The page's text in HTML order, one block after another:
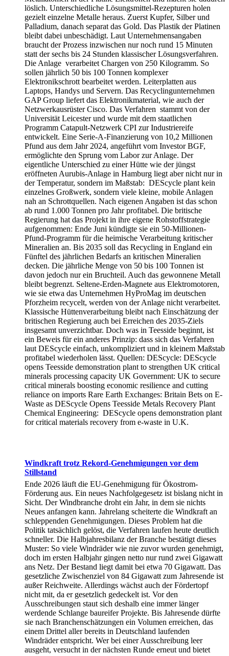
löslich. Unterschiedliche Lösungsmittel-Rezepturen holen
gezielt einzelne Metalle heraus. Zuerst Kupfer, Silber und
Palladium, danach separat das Gold. Das Plastik der Platinen
bleibt dabei unbeschädigt. Laut Unternehmensangaben
braucht der Prozess inzwischen nur noch rund 15 Minuten
statt der sechs bis 24 Stunden klassischer Lösungsverfahren.
Die Anlage verarbeitet Chargen von 250 Kilogramm. So
sollen jährlich 50 bis 100 Tonnen komplexer
Elektronikschrott bearbeitet werden. Leiterplatten aus
Laptops, Handys und Servern. Das Recyclingunternehmen
GAP Group liefert das Elektronikmaterial, wie auch der
Netzwerkausrüster Cisco. Das Verfahren stammt von der
Universität Leicester und wurde mit dem staatlichen
Programm Catapult-Netzwerk CPI zur Industriereife
entwickelt. Eine Serie-A-Finanzierung von 10,2 Millionen
Pfund aus dem Jahr 2024, angeführt vom Investor BGF,
ermöglichte den Sprung vom Labor zur Anlage. Der
eigentliche Unterschied zu einer Hütte wie der jüngst
eröffneten Aurubis-Anlage in Hamburg liegt aber nicht nur in
der Temperatur, sondern im Maßstab: DEScycle plant kein
einzelnes Großwerk, sondern viele kleine, mobile Anlagen
nah an Schrottquellen. Nach eigenen Angaben ist das schon
ab rund 1.000 Tonnen pro Jahr profitabel. Die britische
Regierung hat das Projekt in ihre eigene Rohstoffstrategie
aufgenommen: Ende Juni kündigte sie ein 50-Millionen-
Pfund-Programm für die heimische Verarbeitung kritischer
Mineralien an. Bis 2035 soll das Recycling in England ein
Fünftel des jährlichen Bedarfs an kritischen Mineralien
decken. Die jährliche Menge von 50 bis 100 Tonnen ist
davon jedoch nur ein Bruchteil. Auch das gewonnene Metall
bleibt begrenzt. Seltene-Erden-Magnete aus Elektromotoren,
wie sie etwa das Unternehmen HyProMag im deutschen
Pforzheim recycelt, werden von der Anlage nicht verarbeitet.
Klassische Hüttenverarbeitung bleibt nach Einschätzung der
britischen Regierung auch bei Erreichen des 2035-Ziels
insgesamt unverzichtbar. Doch was in Teesside beginnt, ist
ein Beweis für ein anderes Prinzip: dass sich das Verfahren
laut DEScycle einfach, unkompliziert und in kleinem Maßstab
profitabel wiederholen lässt. Quellen: DEScycle: DEScycle
opens Teesside demonstration plant to strengthen UK critical
minerals processing capacity UK Government: UK to secure
critical minerals boosting economic resilience and cutting
reliance on imports Rare Earth Exchanges: Britain Bets on E-
Waste as DEScycle Opens Teesside Metals Recovery Plant
Chemical Engineering: DEScycle opens demonstration plant
for critical materials recovery from e-waste in U.K.
Windkraft trotz Rekord-Genehmigungen vor dem
Stillstand
Ende 2026 läuft die EU-Genehmigung für Ökostrom-
Förderung aus. Ein neues Nachfolgegesetz ist bislang nicht in
Sicht. Der Windbranche droht ein Jahr, in dem sie nichts
Neues anfangen kann. Jahrelang scheiterte die Windkraft an
schleppenden Genehmigungen. Dieses Problem hat die
Politik tatsächlich gelöst, die Verfahren laufen heute deutlich
schneller. Die Halbjahresbilanz der Branche bestätigt dieses
Muster: So viele Windräder wie nie zuvor wurden genehmigt,
doch im ersten Halbjahr gingen netto nur rund zwei Gigawatt
ans Netz. Der Bestand liegt damit bei etwa 70 Gigawatt. Das
gesetzliche Zwischenziel von 84 Gigawatt zum Jahresende ist
außer Reichweite. Allerdings wächst auch der Fördertopf
nicht mit, da er gesetzlich gedeckelt ist. Vor den
Ausschreibungen staut sich deshalb eine immer länger
werdende Schlange baureifer Projekte. Bis Jahresende dürfte
sie nach Branchenschätzungen ein Volumen erreichen, das
einem Drittel aller bereits in Deutschland laufenden
Windräder entspricht. Wer bei einer Ausschreibung leer
ausgeht, versucht in der nächsten Runde erneut und bietet